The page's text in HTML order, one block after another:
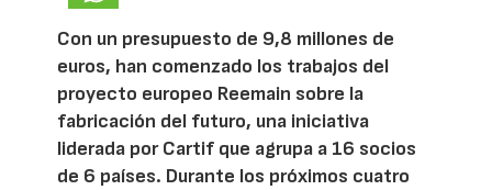
Con un presupuesto de 9,8 millones de
euros, han comenzado los trabajos del
proyecto europeo Reemain sobre la
fabricación del futuro, una iniciativa
liderada por Cartif que agrupa a 16 socios
de 6 países. Durante los próximos cuatro